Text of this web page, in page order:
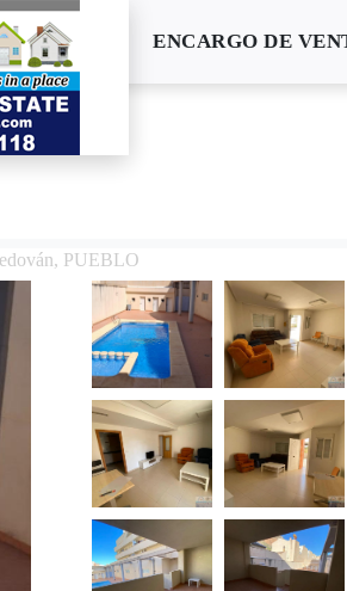
ENCARGO DE
PUEBLO